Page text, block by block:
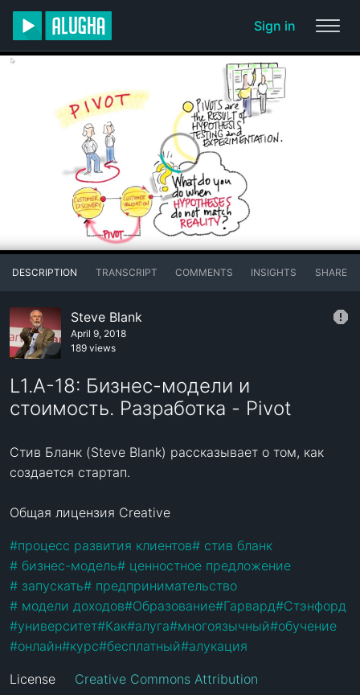
Sign in
DESCRIPTION TRANSCRIPT COMMENTS INSIGHTS SHARE
Steve Blank
April 9, 2018
189 views
L1.A-18: Бизнес-модели и
стоимость. Разработка - Pivot
Стив Бланк (Steve Blank) рассказывает о том, как
создается стартап.
Общая лицензия Creative
#процесс развития клиентов# стив бланк
# бизнес-модель# ценностное предложение
# запускать# предпринимательство
# модели доходов#Образование#Гарвард#Стэнфорд
#университет#Как#алуга#многоязычный#обучение
#онлайн#курс#бесплатный#алукация
License Creative Commons Attribution